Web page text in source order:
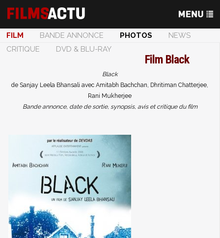
FILM BANDE ANNONCE PHOTOS
NEWS
CRITIQUE
DVD & BLU-RAY
Film Black
Black
de Sanjay Leela Bhansali avec Amitabh Bachchan, Dhritiman Chatterjee,
Rani Mukherjee
Bande annonce, date de sortie, synopsis, avis et critique du film